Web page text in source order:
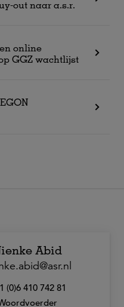
out naar a.s.r.
online
GGZ wachtlijst
Abid
(0)6 410 742 81